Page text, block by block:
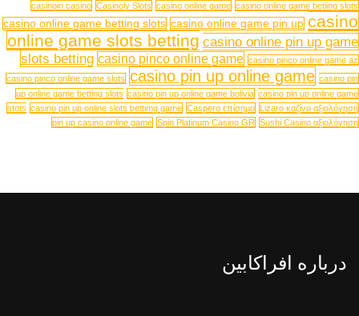
casinoin casino Casinoly Slots casino online game casino online game betiing slots
casino online game betting slots casino online game pin up casino
online game slots betting casino online pin up game
slots betting casino pinco online game casino pinco online game az
casino pinco online game slots casino pin up online game casino pin
up online game betting slots casino pin up online game bolivia casino pin up online game
stots casino pin up online slots bettimg game Caspero επίσημο
Lizaro καζίνο αξιολόγηση
pin up casino online game Spin Platinum Casino GR Sushi Casino αξιολόγηση
درباره افراکابین